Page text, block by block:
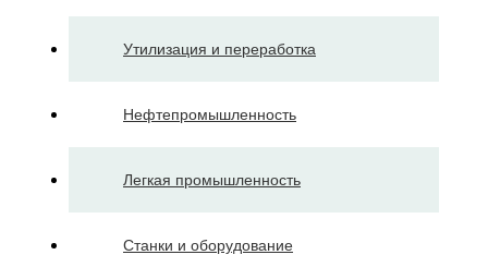
Утилизация и переработка
Нефтепромышленность
Легкая промышленность
Станки и оборудование